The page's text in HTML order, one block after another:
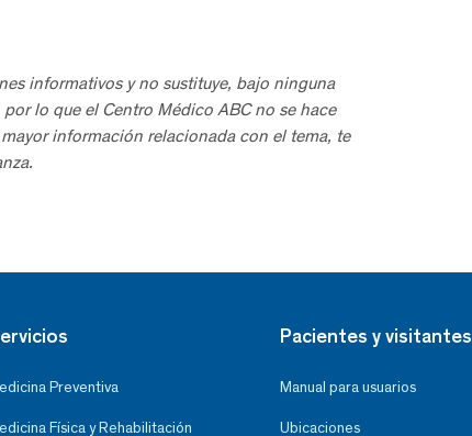
informativos y no sustituye, bajo ninguna
lo que el Centro Médico ABC no se hace
información relacionada con el tema, te
Preventiva
Física y Rehabilitación
Pacientes y visitantes
Manual para usuarios
Ubicaciones